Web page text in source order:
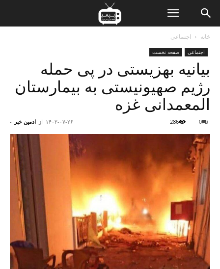
خانه اجتماعی
اجتماعی صفحه نخست
بیانیه بهزیستی در پی حمله
رژیم صهیونیستی به بیمارستان
المعمدانی غزه
از ادمین خبر - ۱۴۰۲-۰۷-۲۶ 0
286